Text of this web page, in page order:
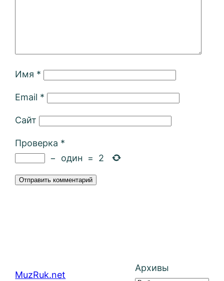
Имя *
Email *
Сайт
Проверка *
−
один = 2
MuzRuk.net
Архивы